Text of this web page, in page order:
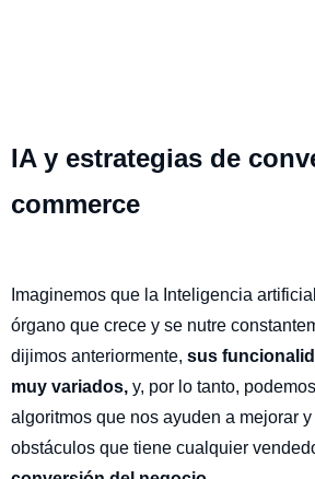
IA y estrategias de
commerce
Imaginemos que la Inteligencia
órgano que crece y se nutre
dijimos anteriormente, sus
muy variados, y, por lo tanto,
algoritmos que nos ayuden a mejorar
obstáculos que tiene cualquier